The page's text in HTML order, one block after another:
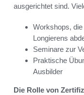
ausgerichtet sind.
Workshops,
Longierens
Seminare zur
Praktische
Ausbilder
Die Rolle von